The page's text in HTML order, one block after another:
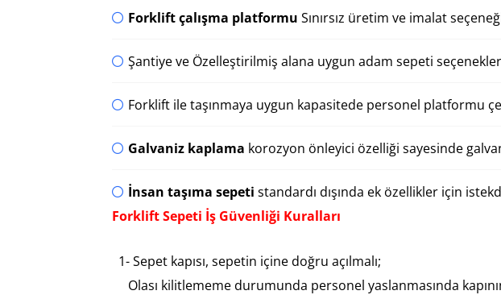
Forklift çalışma platformu Sınırsız üretim ve imalat
Şantiye ve Özelleştirilmiş alana uygun adam sepeti
Forklift ile taşınmaya uygun kapasitede personel platformu
Galvaniz kaplama korozyon önleyici özelliği sayesinde
İnsan taşıma sepeti standardı dışında ek özellikler için
Forklift Sepeti İş Güvenliği Kuralları
1- Sepet kapısı, sepetin içine doğru açılmalı;
Olası kilitlememe durumunda personel yaslanmasında